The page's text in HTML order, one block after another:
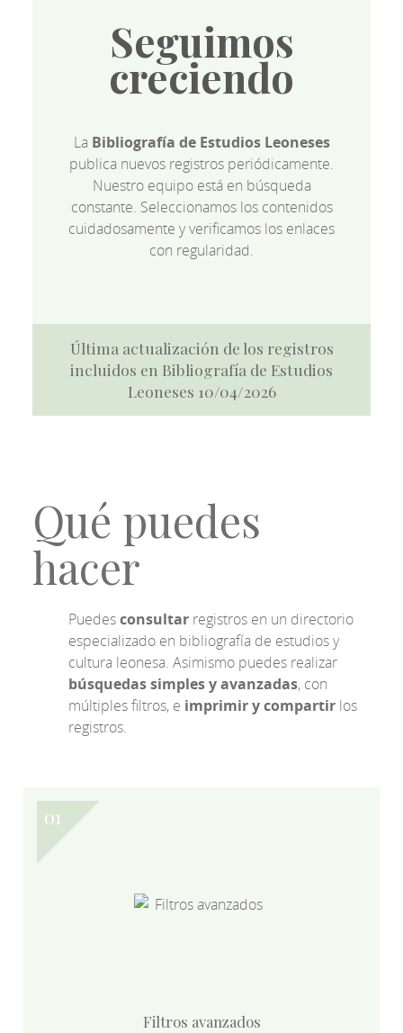
Seguimos
creciendo
La Bibliografía de Estudios Leoneses
publica nuevos registros periódicamente.
Nuestro equipo está en búsqueda
constante. Seleccionamos los contenidos
cuidadosamente y verificamos los enlaces
con regularidad.
Última actualización de los registros
incluidos en Bibliografía de Estudios
Leoneses 10/04/2026
Qué puedes
hacer
Puedesconsultar registros en un directorio
especializado en bibliografía de estudios y
cultura leonesa. Asimismo puedes realizar
búsquedas simples y avanzadas, con
múltiples filtros, e imprimir y compartir los
registros.
Filtros avanzados